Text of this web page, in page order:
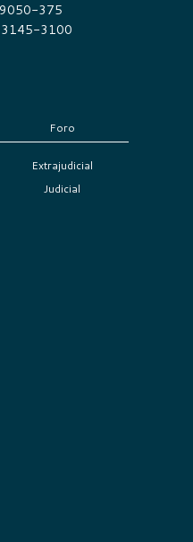
375
3145-3100
Foro
Extrajudicial
Judicial